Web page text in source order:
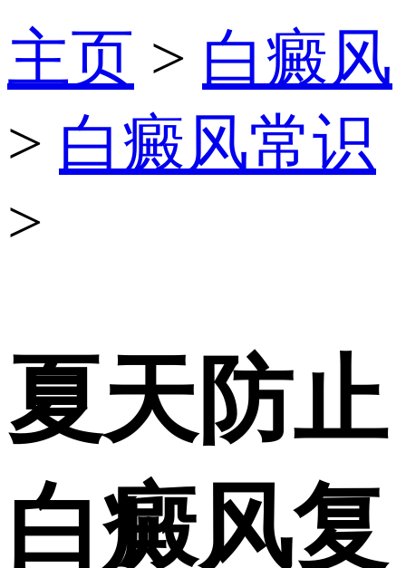
主页 > 白癜风
> 白癜风常识
>
夏天防止
白癜风复